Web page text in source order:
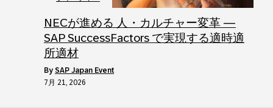
NECが進める 人・カルチャー変革 ―
SAP SuccessFactors で実現する適時適
所適材
by SAP Japan Event
7月 21, 2026